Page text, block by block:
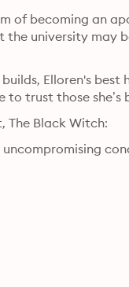
of becoming an
the university may
Elloren's best
trust those she’s
The Black Witch: